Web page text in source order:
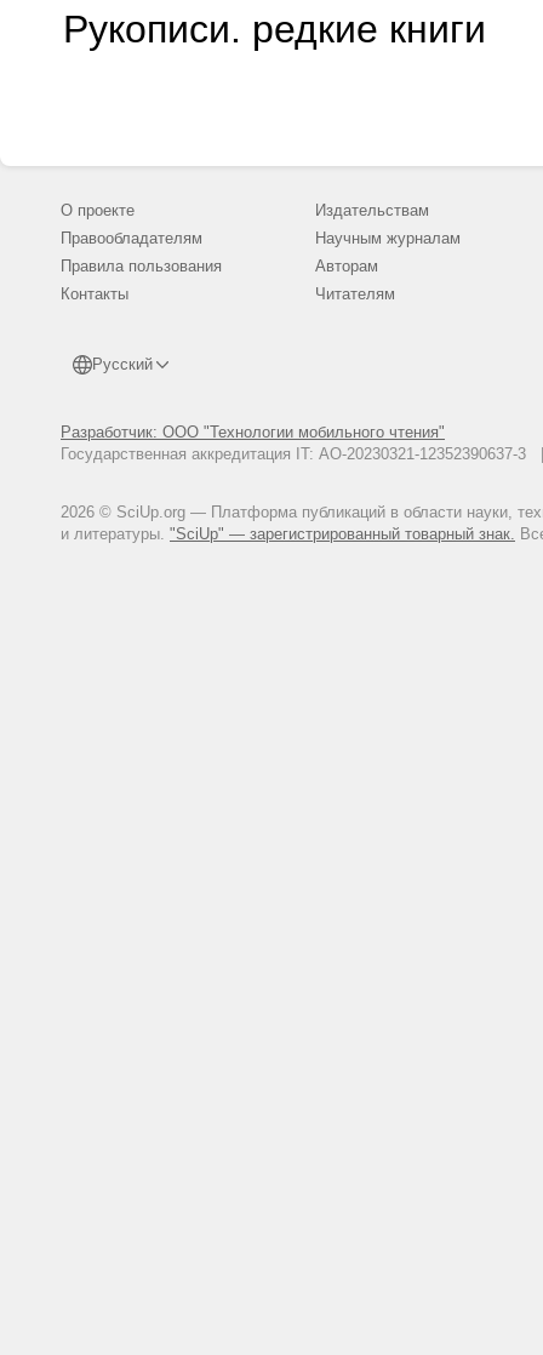
Рукописи. редкие книги
О проекте
Правообладателям
Правила пользования
Контакты
Русский
Разработчик: ООО "Технологии мобильного чтения"
Государственная аккредитация IT: АО-20230321-
2026 © SciUp.org — Платформа публикаций в области науки,
и литературы. "SciUp" — зарегистрированный товарный знак.
Издательствам
Научным журналам
Авторам
Читателям